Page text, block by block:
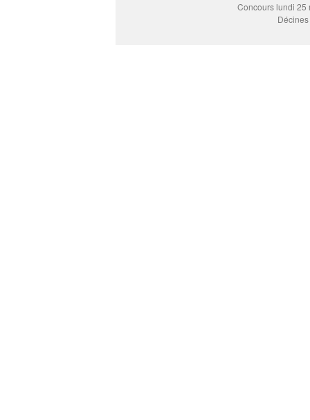
Concours lundi 25
Décines